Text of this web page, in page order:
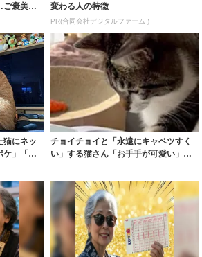
褒美は
変わる人の特徴
PR(合同会社デジタルファーム )
猫にネッ
ケ」「飼
チョイチョイと「永遠にキャベツすく
い」する猫さん「お手手が可愛い」な